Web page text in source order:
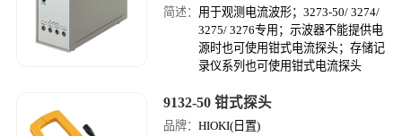
简述： 用于观测电流波形；3273-50/ 3274/
3275/ 3276专用；示波器不能提供电
源时也可使用钳式电流探头；存储记
录仪系列也可使用钳式电流探头
9132-50 钳式探头
品牌：HIOKI(日置)